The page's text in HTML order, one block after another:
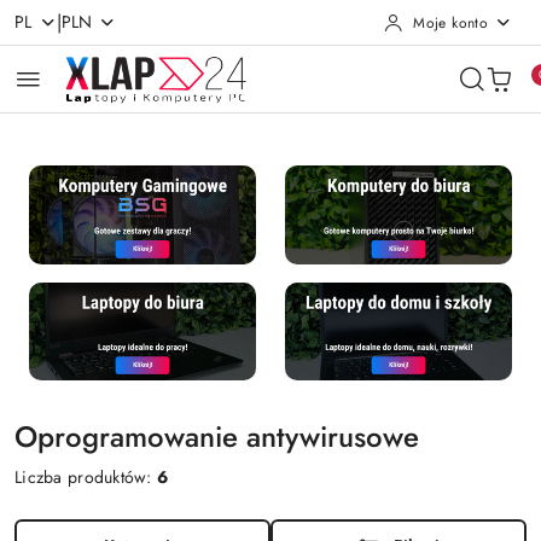
Przejdź do treści głównej
Przejdź do wyszukiwarki
Przejdź do moje konto
Przejdź do menu głównego
Przejdź do stopki
PL |PLN Moje konto
Oprogramowanie antywirusowe
Liczba produktów:6